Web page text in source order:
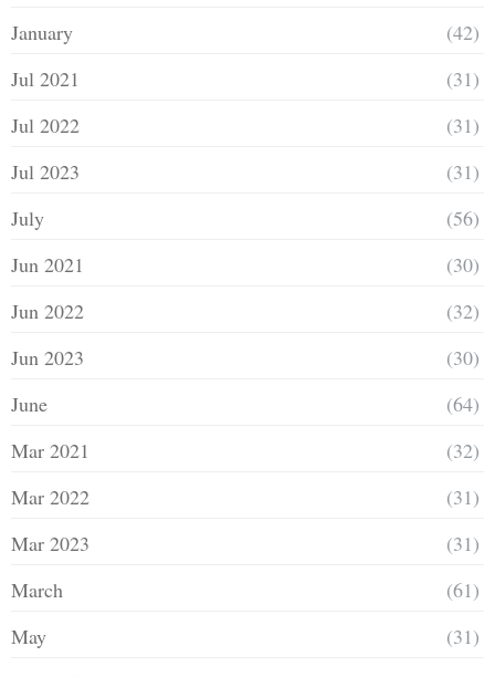
January
(42)
Jul 2021
(31)
Jul 2022
(31)
Jul 2023
(31)
July
(56)
Jun 2021
(30)
Jun 2022
(32)
Jun 2023
(30)
June
(64)
Mar 2021
(32)
Mar 2022
(31)
Mar 2023
(31)
March
(61)
May
(31)